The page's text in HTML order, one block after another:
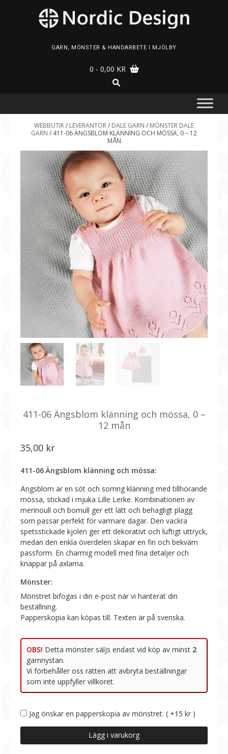
GARN, MÖNSTER & HANDARBETE I MJÖLBY
0 - 0,00 KR
WEBBUTIK/ LEVERANTÖR/ DALE GARN / MÖNSTER DALE
GARN / 411-06 ÄNGSBLOM KLÄNNING OCH MÖSSA, 0 – 12
MÅN
411-06 Ängsblom klänning och mössa, 0 –
12 mån
35,00 kr
411-06 Ängsblom klänning och mössa:
Ängsblom är en söt och somrig klänning med tillhörande
mössa, stickad i mjuka Lille Lerke. Kombinationen av
merinoull och bomull ger ett lätt och behagligt plagg
som passar perfekt för varmare dagar. Den vackra
spetsstickade kjolen ger ett dekorativt och luftigt uttryck,
medan den enkla överdelen skapar en fin och bekväm
passform. En charmig modell med fina detaljer och
knappar på axlarna.
OBS!
Jag önskar en papperskopia av mönstret. ( +15 kr )
06
Lägg i varukorg